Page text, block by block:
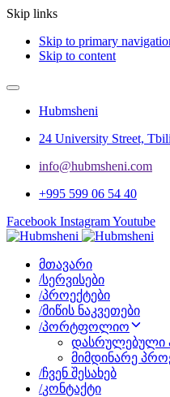
Skip links
Skip to primary
Skip to content
Hubmsheni
24 University Street,
info@hubmsheni.com​
+995 599 06 54 40
Facebook InstagramYoutube
მთავარი
/სერვისები
/პროექტები
/მიწის ნაკვეთები
/პორტფოლიო
დასრულებული
მიმდინარე
/ჩვენ შესახებ
/კონტაქტი